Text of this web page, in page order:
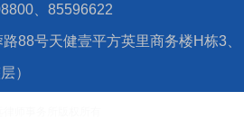
、85596622
88号天健壹平方英里商务楼H栋3、
）